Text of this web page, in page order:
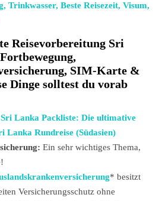
Trinkwasser, Beste Reisezeit, Visum,
Reisevorbereitung Sri
SIM-Karte &
Dinge solltest du vorab
Sri Lanka Packliste: Die ultimative
Lanka Rundreise (Südasien)
Ein sehr wichtiges Thema,
* besitzt
Versicherungsschutz ohne